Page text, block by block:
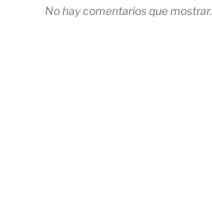
No hay comentarios que mostrar.